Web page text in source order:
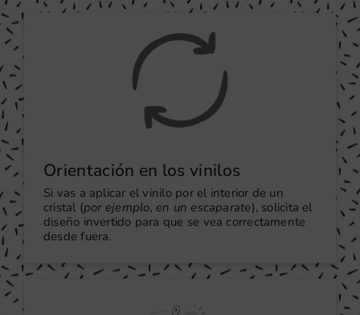
Orientación en los vinilos
Si vas a aplicar el vinilo por el interior de un
cristal (por ejemplo, en un escaparate), solicita el
diseño invertido para que se vea correctamente
desde fuera.